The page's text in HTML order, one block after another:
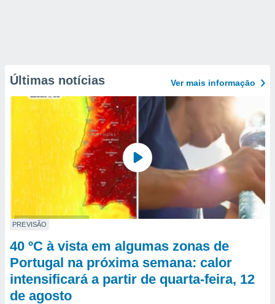
Últimas notícias Ver mais informaçāo
PREVISÃO
40 ºC à vista em algumas zonas de
Portugal na próxima semana: calor
intensificará a partir de quarta-feira, 12
de agosto